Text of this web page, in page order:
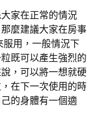
家在正常的情況
麼建議大家在房事
用，一般情況下
既可以產生強烈的
，可以將一想就硬
在下一次使用的時
的身體有一個適